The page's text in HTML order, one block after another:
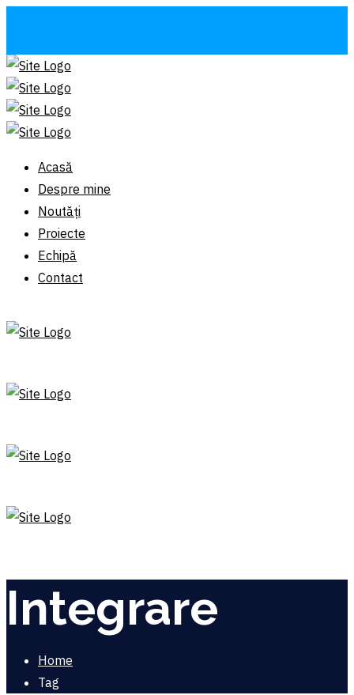
Acasă
Despre mine
Noutăți
Proiecte
Echipă
Contact
Integrare
Home
Tag